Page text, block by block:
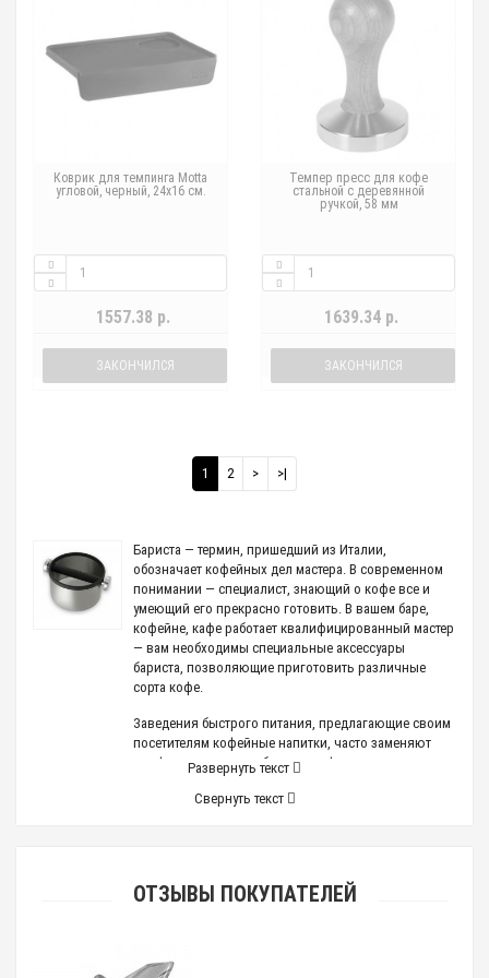
Коврик для темпинга Motta
угловой, черный, 24х16 см.
1557.38 р.
ЗАКОНЧИЛСЯ
Темпер пресс для кофе
стальной с деревянной
ручкой, 58 мм
1639.34 р.
ЗАКОНЧИЛСЯ
1 2 > >|
Бариста — термин, пришедший из Италии,
обозначает кофейных дел мастера. В современном
понимании — специалист, знающий о кофе все и
умеющий его прекрасно готовить. В вашем баре,
кофейне, кафе работает квалифицированный мастер
— вам необходимы специальные аксессуары
бариста, позволяющие приготовить различные
сорта кофе.
Заведения быстрого питания, предлагающие своим
посетителям кофейные напитки, часто заменяют
профессионального бариста кофемашинами.
не ограничиваются автоматизированным способом
каким должен быть помол того или иного сорта
зерен;
Развернуть текст
Свернуть текст
ОТЗЫВЫ ПОКУПАТЕЛЕЙ